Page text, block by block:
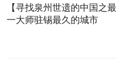
【寻找泉州世遗的中国之
一大师驻锡最久的城市